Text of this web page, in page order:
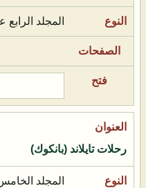
المجلد الرابع
رحلات تايلاند (بانكوك)
المجلد